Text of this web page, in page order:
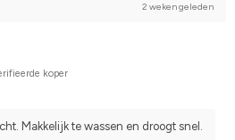
2 weken geleden
koper
Makkelijk te wassen en droogt snel.